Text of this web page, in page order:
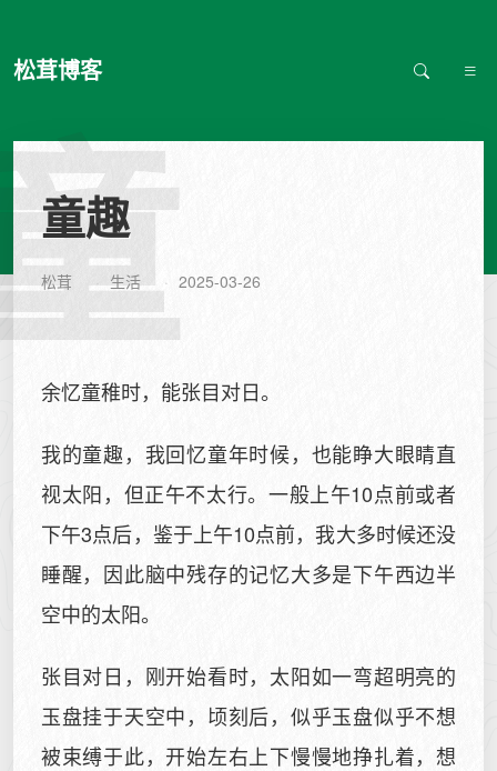
松茸博客
童趣
松茸 生活 2025-03-26
余忆童稚时，能张目对日。
我的童趣，我回忆童年时候，也能睁大眼睛直
视太阳，但正午不太行。一般上午10点前或者
下午3点后，鉴于上午10点前，我大多时候还没
睡醒，因此脑中残存的记忆大多是下午西边半
空中的太阳。
张目对日，刚开始看时，太阳如一弯超明亮的
玉盘挂于天空中，顷刻后，似乎玉盘似乎不想
被束缚于此，开始左右上下慢慢地挣扎着，想